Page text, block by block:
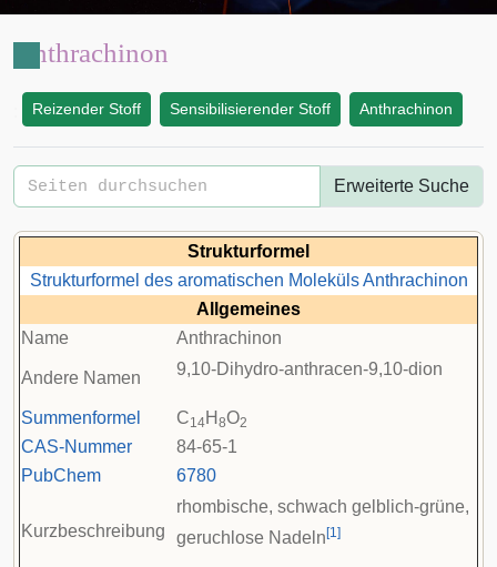
Anthrachinon
Reizender Stoff Sensibilisierender Stoff Anthrachinon
Erweiterte Suche
Strukturformel
Strukturformel des aromatischen Moleküls Anthrachinon
Allgemeines
Name
Anthrachinon
Andere Namen 9,10-Dihydro-anthracen-9,10-dion
Summenformel C14H 8O2
CAS-Nummer
84-65-1
PubChem
6780
Kurzbeschreibung
rhombische, schwach gelblich-grüne,
geruchlose Nadeln [1]